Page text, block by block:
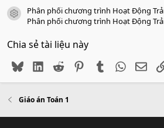
icon tài liệu
Phân phối chương trình Hoạt Động
Phân phối chương trình Hoạt Động
Chia sẻ tài liệu này
BlueskyLinkedIn
Reddit PinterestTumblr
Giáo án Toán 1